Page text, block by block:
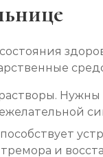
на дому
амбулаторно
в стационаре
Нужны
тремора и